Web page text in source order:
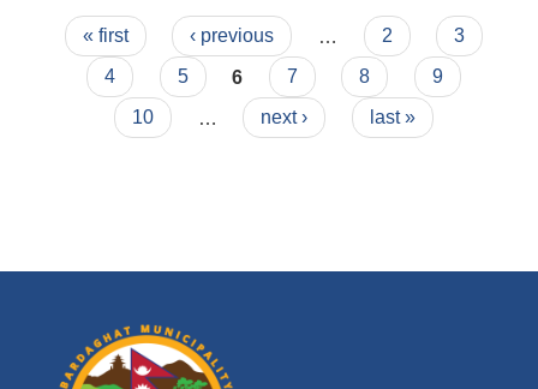
Pages
« first ‹ previous 2
3
4
5 6 7 8
9
10
next › last »